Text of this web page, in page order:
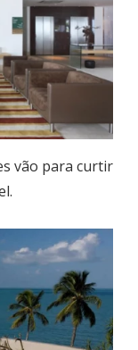
vão para curtir